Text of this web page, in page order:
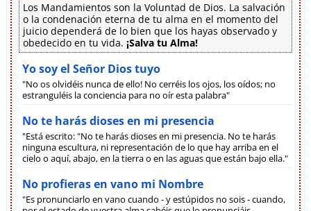
Los Mandamientos son la Voluntad de Dios. La salvación
o la condenación eterna de tu alma en el momento del
juicio dependerá de lo bien que los hayas observado y
obedecido en tu vida. ¡Salva tu Alma!
Yo soy el Señor Dios tuyo
"No os olvidéis nunca de ello! No cerréis los ojos, los oídos; no
estranguléis la conciencia para no oír esta palabra"
No te harás dioses en mi presencia
"Está escrito: "No te harás dioses en mi presencia. No te harás
ninguna escultura, ni representación de lo que hay arriba en el
cielo o aquí, abajo, en la tierra o en las aguas que están bajo ella."
No profieras en vano mi Nombre
"Es pronunciarlo en vano cuando - y estúpidos no sois - cuando,